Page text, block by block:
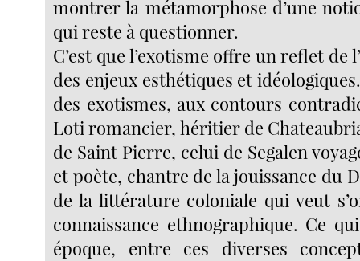
montrer la métamorphose d’une
qui reste à questionner.
C’est que l’exotisme offre un reflet de
des enjeux esthétiques et
des exotismes, aux contours
Loti romancier, héritier de
de Saint Pierre, celui de Segalen
et poète, chantre de la jouissance du
de la littérature coloniale qui veut
connaissance ethnographique. Ce
époque, entre ces diverses